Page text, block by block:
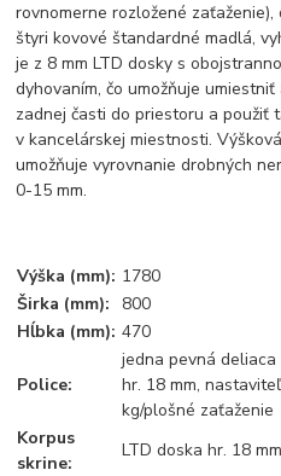
rovnomerne rozložené
štyri kovové štandardné madlá,
je z 8 mm LTD dosky s
dyhovaním, čo umožňuje
zadnej časti do priestoru a použiť
v kancelárskej miestnosti.
umožňuje vyrovnanie drobných
0-15 mm.
Výška (mm): 1780
Širka (mm):
800
Hĺbka (mm): 470
Police:
jedna pevná
hr. 18 mm,
kg/plošné zaťaženie
Korpus
skrine:
LTD doska hr. 18